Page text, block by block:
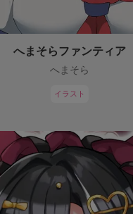
へまそらファンティア
へまそら
イラスト